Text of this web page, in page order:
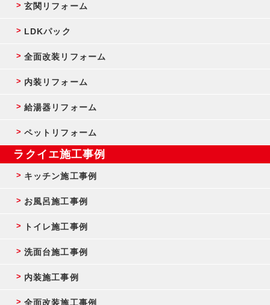
玄関リフォーム
LDKパック
全面改装リフォーム
内装リフォーム
給湯器リフォーム
ペットリフォーム
ラクイエ施工事例
キッチン施工事例
お風呂施工事例
トイレ施工事例
洗面台施工事例
内装施工事例
全面改装施工事例